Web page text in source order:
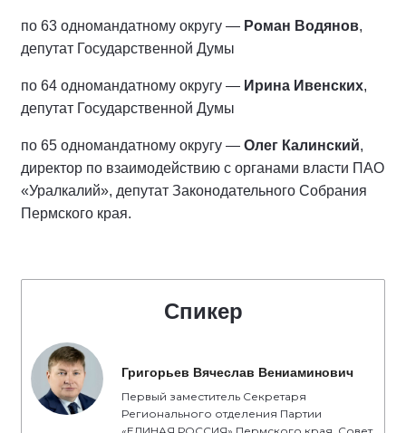
по 63 одномандатному округу — Роман Водянов,
депутат Государственной Думы
по 64 одномандатному округу — Ирина Ивенских,
депутат Государственной Думы
по 65 одномандатному округу — Олег Калинский,
директор по взаимодействию с органами власти ПАО
«Уралкалий», депутат Законодательного Собрания
Пермского края.
Спикер
Григорьев Вячеслав Вениаминович
Первый заместитель Секретаря
Регионального отделения Партии